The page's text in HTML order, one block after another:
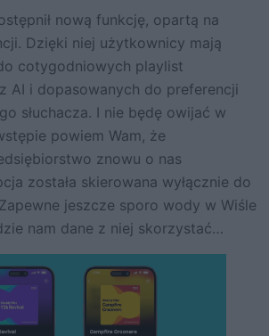
nową funkcję, opartą na
Dzięki niej użytkownicy mają
cotygodniowych playlist
AI i dopasowanych do preferencji
słuchacza. I nie będę owijać w
powiem Wam, że
znowu o nas
została skierowana wyłącznie do
jeszcze sporo wody w Wiśle
nam dane z niej skorzystać…